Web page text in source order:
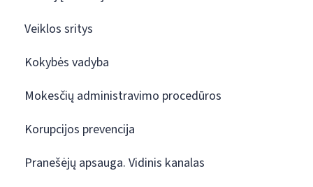
Veiklos sritys
Kokybės vadyba
Mokesčių administravimo procedūros
Korupcijos prevencija
Pranešėjų apsauga. Vidinis kanalas